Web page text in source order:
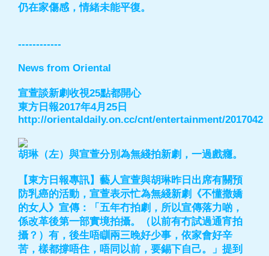
仍在家傷感，情緒未能平復。
------------
News from Oriental
宣萱談新劇收視25點都開心
東方日報2017年4月25日
http://orientaldaily.on.cc/cnt/entertainment/
胡琳（左）與宣萱分別為無綫拍新劇，一過戲癮。
【東方日報專訊】藝人宣萱與胡琳昨日出席有關預
防乳癌的活動，宣萱表示忙為無綫新劇《不懂撒嬌
的女人》宣傳：「五年冇拍劇，所以宣傳落力啲，
係改革後第一部實境拍攝。（以前有冇試過通宵拍
攝？）有，後生唔瞓兩三晚好少事，依家會好辛
苦，樣都撐唔住，唔同以前，要錫下自己。」提到